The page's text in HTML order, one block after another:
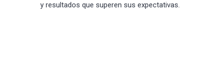
y resultados que superen sus expectativas.